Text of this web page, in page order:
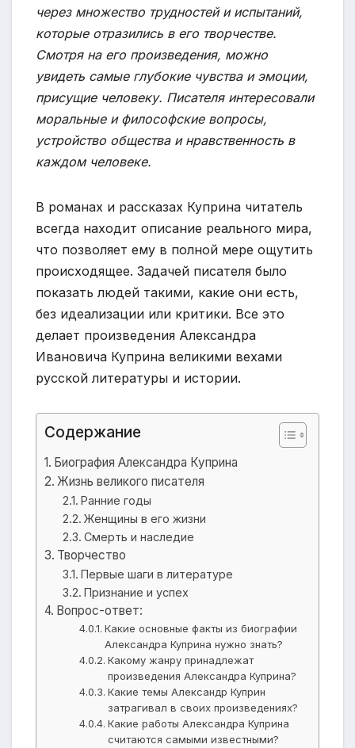
через множество трудностей и испытаний,
которые отразились в его творчестве.
Смотря на его произведения, можно
увидеть самые глубокие чувства и эмоции,
присущие человеку. Писателя интересовали
моральные и философские вопросы,
устройство общества и нравственность в
каждом человеке.
В романах и рассказах Куприна читатель
всегда находит описание реального мира,
что позволяет ему в полной мере ощутить
происходящее. Задачей писателя было
показать людей такими, какие они есть,
без идеализации или критики. Все это
делает произведения Александра
Ивановича Куприна великими вехами
русской литературы и истории.
Содержание
Биография Александра Куприна
Жизнь великого писателя
Ранние годы
Женщины в его жизни
Смерть и наследие
Творчество
Первые шаги в литературе
Признание и успех
Вопрос-ответ:
Какие основные факты из биографии
Александра Куприна нужно знать?
Какому жанру принадлежат
произведения Александра Куприна?
Какие темы Александр Куприн
затрагивал в своих произведениях?
Какие работы Александра Куприна
считаются самыми известными?